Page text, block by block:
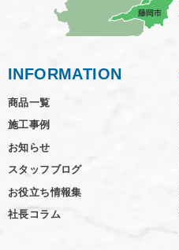
INFORMATION
商品一覧
施工事例
お知らせ
スタッフブログ
お役立ち情報集
社長コラム